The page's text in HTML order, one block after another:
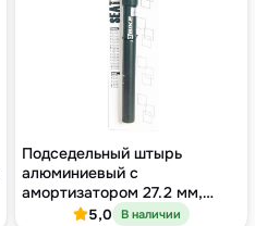
Подседельный штырь
алюминиевый с
амортизатором 27.2 мм,
длина 350 мм, оффсет 12 мм,
5,0 В наличии